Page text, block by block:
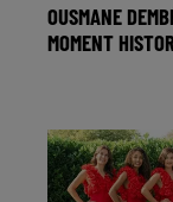
OUSMANE
MOMENT